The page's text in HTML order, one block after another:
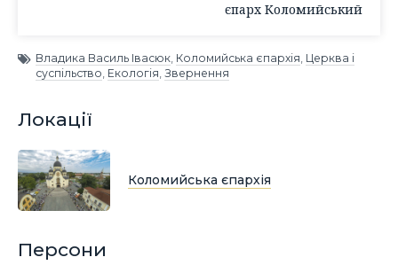
єпарх Коломийський
Владика Василь Івасюк, Коломийська єпархія, Церква і
суспільство, Екологія, Звернення
Локації
Коломийська єпархія
Персони